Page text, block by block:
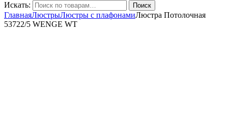
Искать: Поиск
ГлавнаяЛюстрыЛюстры с плафонамиЛюстра Потолочная
53722/5 WENGE WT